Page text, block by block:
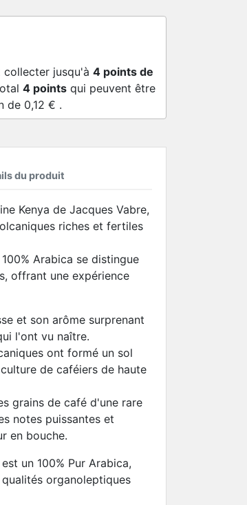
collecter jusqu'à 4points de
4 points qui peuvent être
de 0,12 € .
du produit
Kenya de Jacques Vabre,
riches et fertiles
Arabica se distingue
offrant une expérience
et son arôme surprenant
l'ont vu naître.
ont formé un sol
de caféiers de haute
grains de café d'une rare
notes puissantes et
en bouche.
un 100% Pur Arabica,
organoleptiques